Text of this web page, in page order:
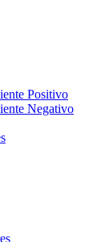
Positivo
Negativo